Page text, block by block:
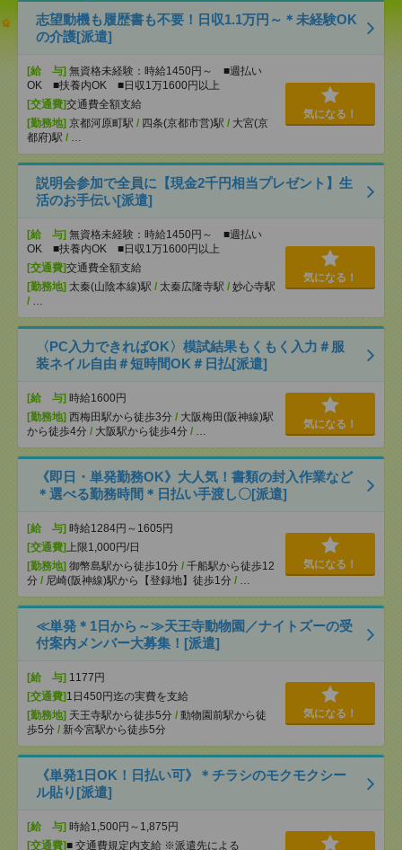
志望動機も履歴書も不要！日収1.1万円～＊未経験OK
の介護[派遣]
[給 与] 無資格未経験：時給1450円～ ■週払い
OK ■扶養内OK ■日収1万1600円以上
[交通費]交通費全額支給
[勤務地] 京都河原町駅 / 四条(京都市営)駅 / 大宮(京
都府)駅 / …
気になる！
説明会参加で全員に【現金2千円相当プレゼント】生
活のお手伝い[派遣]
[給 与] 無資格未経験：時給1450円～ ■週払い
OK ■扶養内OK ■日収1万1600円以上
[交通費]交通費全額支給
[勤務地] 太秦(山陰本線)駅 / 太秦広隆寺駅 / 妙心寺駅
/ …
気になる！
〈PC入力できればOK〉模試結果もくもく入力＃服
装ネイル自由＃短時間OK＃日払[派遣]
[給 与] 時給1600円
[勤務地] 西梅田駅から徒歩3分 / 大阪梅田(阪神線)駅
から徒歩4分 / 大阪駅から徒歩4分 / …
気になる！
《即日・単発勤務OK》大人気！書類の封入作業など
＊選べる勤務時間＊日払い手渡し〇[派遣]
[給 与] 時給1284円～1605円
[交通費] 上限1,000円/日
[勤務地] 御幣島駅から徒歩10分 / 千船駅から徒歩12
分 / 尼崎(阪神線)駅から【登録地】徒歩1分 / …
気になる！
≪単発＊1日から～≫天王寺動物園／ナイトズーの受
付案内メンバー大募集！[派遣]
[給 与] 1177円
[交通費] 1日450円迄の実費を支給
[勤務地] 天王寺駅から徒歩5分 / 動物園前駅から徒
歩5分 / 新今宮駅から徒歩5分
気になる！
《単発1日OK！日払い可》＊チラシのモクモクシー
ル貼り[派遣]
[給 与] 時給1,500円～1,875円
[交通費]■ 交通費規定内支給 ※派遣先による